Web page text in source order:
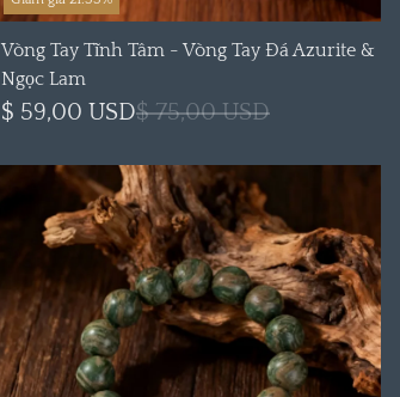
Vòng Tay Tĩnh Tâm - Vòng Tay Đá Azurite &
Ngọc Lam
$ 59,00 USD$ 75,00 USD